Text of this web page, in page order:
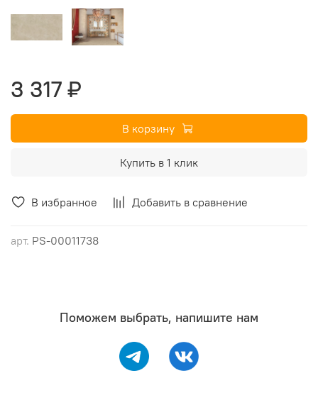
В избранное Добавить в сравнение
арт. PS-00011738
3 317 ₽
В корзину
Купить в 1 клик
Поможем выбрать, напишите нам